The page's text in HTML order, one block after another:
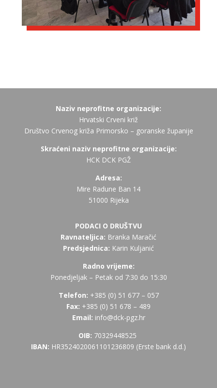
Naziv neprofitne organizacije:
Hrvatski Crveni križ
Društvo Crvenog križa Primorsko – goranske županije
Skraćeni naziv neprofitne organizacije:
HCK DCK PGŽ
Adresa:
Mire Radune Ban 14
51000 Rijeka
PODACI O DRUŠTVU
Ravnateljica: Branka Maračić
Predsjednica: Karin Kuljanić
Radno vrijeme:
Ponedjeljak – Petak od 7:30 do 15:30
Telefon: +385 (0) 51 677 – 057
Fax: +385 (0) 51 678 – 489
Email: info@dck-pgz.hr
OIB: 70329448525
IBAN: HR3524020061101236809 (Erste bank d.d.)